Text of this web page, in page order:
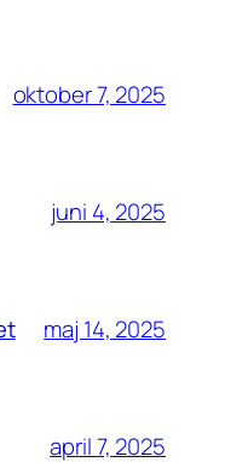
oktober 7, 2025
juni 4, 2025
maj 14, 2025
april 7, 2025